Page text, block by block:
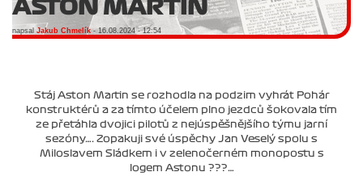
ASTON MARTIN
napsal Jakub Chmelík- 16.08.2024 - 12:54
Stáj Aston Martin se rozhodla na podzim vyhrát Pohár
konstruktérů a za tímto účelem plno jezdců šokovala tím
ze přetáhla dvojici pilotů z nejúspěšnějšího týmu jarní
sezóny…. Zopakuji své úspěchy Jan Veselý spolu s
Miloslavem Sládkem i v zelenočerném monopostu s
logem Astonu ???…